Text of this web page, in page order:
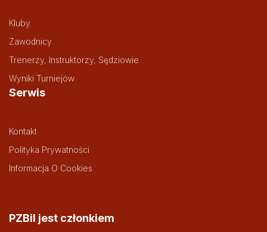
Kluby
Zawodnicy
Trenerzy, Instruktorzy, Sędziowie
Wyniki Turniejów
Serwis
Kontakt
Polityka Prywatności
Informacja O Cookies
PZBil jest członkiem